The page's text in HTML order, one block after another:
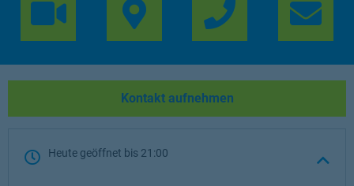
Link Opens in
Kontakt aufnehmen
Heute geöffnet bis 21:00